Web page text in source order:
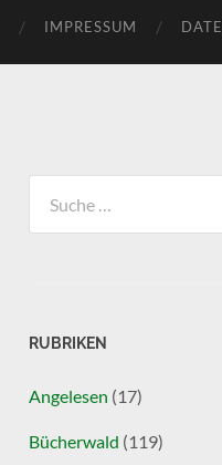
IMPRESSUM
nach:
RUBRIKEN
Angelesen (17)
Bücherwald (119)